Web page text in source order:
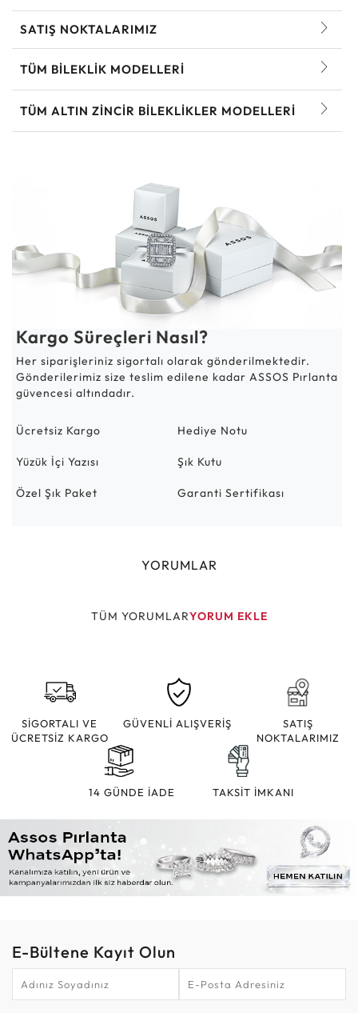
SATIŞ NOKTALARIMIZ
TÜM BILEKLIK MODELLERI
TÜM ALTIN ZINCIR BILEKLIKLER MODELLERI
Kargo Süreçleri Nasıl?
Her siparişleriniz sigortalı olarak gönderilmektedir.
Gönderilerimiz size teslim edilene kadar ASSOS Pırlanta
güvencesi altındadır.
Ücretsiz Kargo Hediye Notu
Yüzük İçi Yazısı Şık Kutu
Özel Şık Paket Garanti Sertifikası
YORUMLAR
TÜM YORUMLARYORUM EKLE
SİGORTALI VE
ÜCRETSİZ KARGO
GÜVENLİ ALIŞVERİŞ
SATIŞ
NOKTALARIMIZ
14 GÜNDE İADE TAKSİT İMKANI
E-Bültene Kayıt Olun